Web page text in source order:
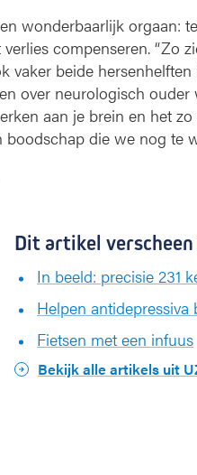
wonderbaarlijk orgaan:
compenseren. “Zo
vaker beide
over neurologisch
aan je brein en het
die we nog te
Dit artikel
In beeld: precisie 231
Helpen
Fietsen met een infuus
Bekijk alle artikels uit